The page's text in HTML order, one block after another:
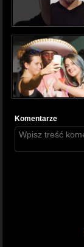
Komentarze